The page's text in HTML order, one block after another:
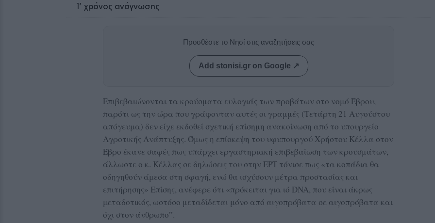
1' χρόνος ανάγνωσης
Προσθέστε το Νησί στις αναζητήσεις σας
Add stonisi.gr on Google ↗
Επιβεβαιώνονται τα κρούσματα ευλογιάς των προβάτων στο νομό Έβρου,
παρότι ως την ώρα που γράφονταν αυτές οι γραμμές (Τετάρτη 21 Αυγούστου
απόγευμα) δεν είχε εκδοθεί σχετική επίσημη ανακοίνωση από το υπουργείο
Αγροτικής Ανάπτυξης. Όμως η επίσκεψη του υφυπουργού Χρήστου Κέλλα στον
Έβρο έκανε σαφές πως υπάρχει εργαστηριακή επιβεβαίωση των κρουσμάτων,
άλλωστε ο κ. Κέλλας σε δηλώσεις του στην ΕΡΤ τόνισε πως «τα κοπάδια θα
οδηγηθούν άμεσα στη σφαγή, ενώ θα ισχύσουν μέτρα προστασίας και
επιτήρησης» Επίσης, ανέφερε ότι «πρόκειται για ιό DNA, που είναι άκρως
μεταδοτικός, ωστόσο μεταδίδεται μόνο από αιγοπρόβατα σε αιγοπρόβατα και
όχι στον άνθρωπο”.